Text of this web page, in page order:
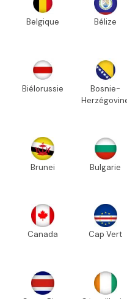
Belgique Bélize
Biélorussie
Bosnie-
Brunei Bulgarie
Canada Cap Vert